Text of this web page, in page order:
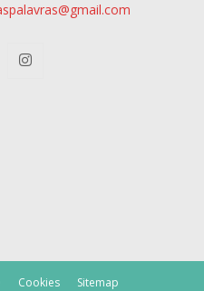
Cookies Sitemap